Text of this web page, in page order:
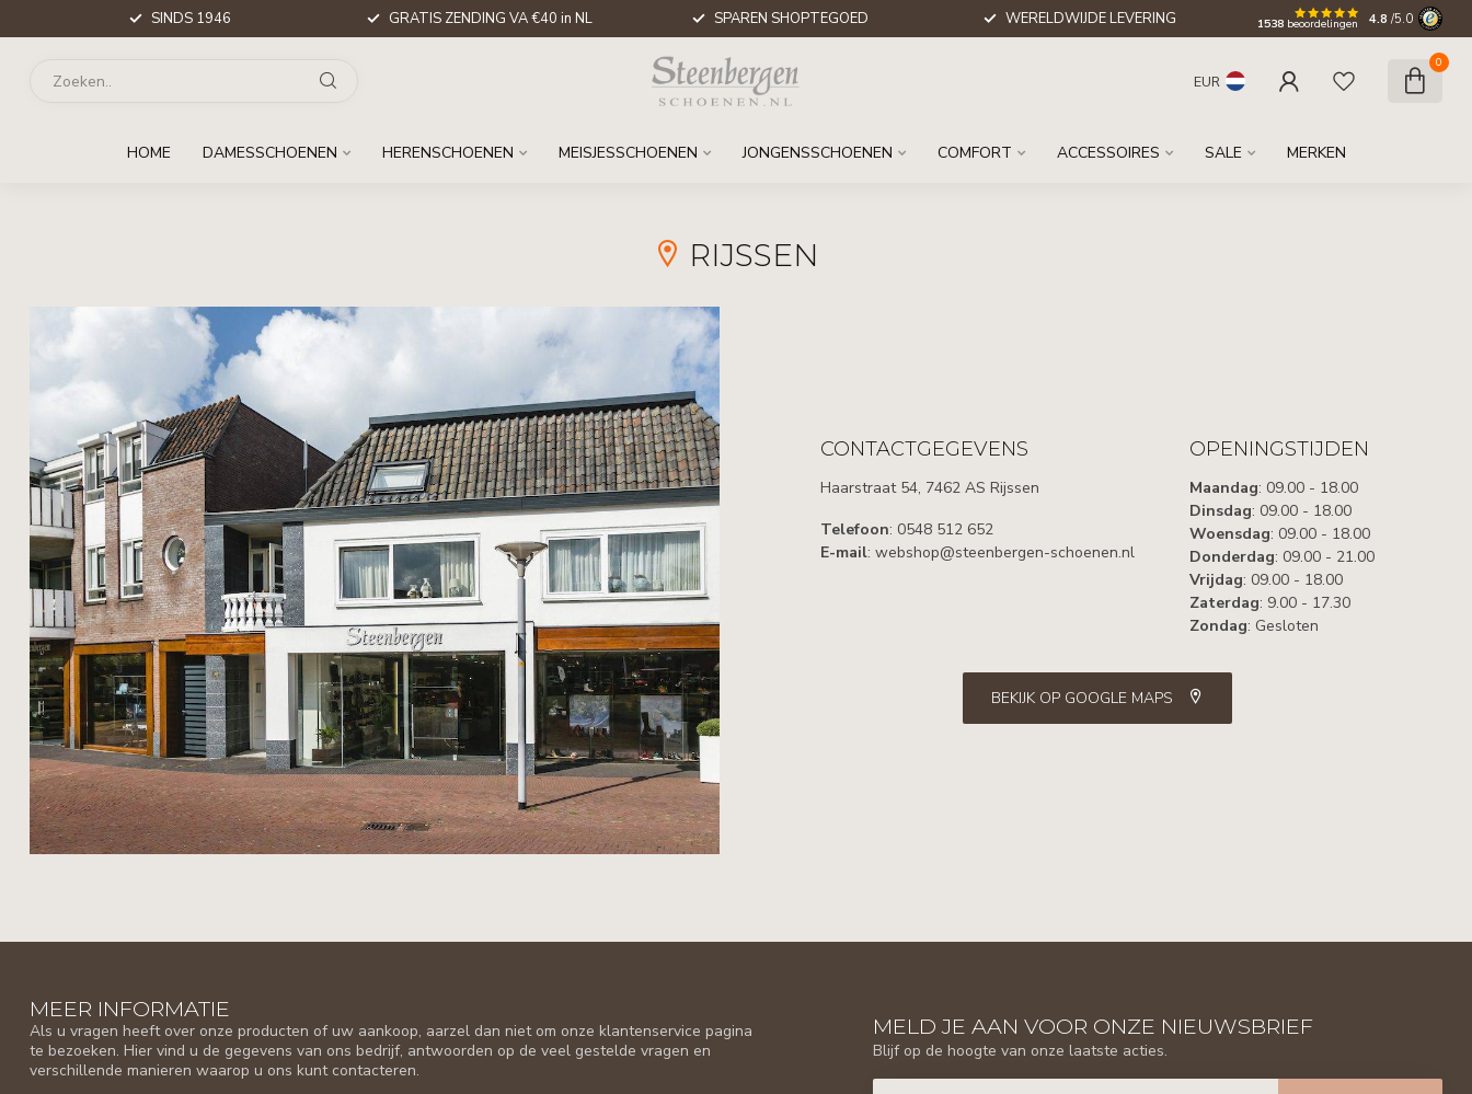
SINDS 1946 GRATIS ZENDING VA €40 in NL SPAREN SHOPTEGOED WERELDWIJDE LEVERING 1538 beoordelingen 4.8 /5.0
EUR
0
HOME DAMESSCHOENEN HERENSCHOENEN MEISJESSCHOENEN JONGENSSCHOENEN COMFORT ACCESSOIRES SALE MERKEN
RIJSSEN
CONTACTGEGEVENS
Haarstraat 54, 7462 AS Rijssen
Telefoon: 0548 512 652
E-mail: webshop@steenbergen-schoenen.nl
OPENINGSTIJDEN
Maandag: 09.00 - 18.00
Dinsdag: 09.00 - 18.00
Woensdag: 09.00 - 18.00
Donderdag: 09.00 - 21.00
Vrijdag: 09.00 - 18.00
Zaterdag: 9.00 - 17.30
Zondag: Gesloten
BEKIJK OP GOOGLE MAPS
MEER INFORMATIE
Als u vragen heeft over onze producten of uw aankoop, aarzel dan niet om onze klantenservice pagina
te bezoeken. Hier vind u de gegevens van ons bedrijf, antwoorden op de veel gestelde vragen en
verschillende manieren waarop u ons kunt contacteren.
MELD JE AAN VOOR ONZE NIEUWSBRIEF
Blijf op de hoogte van onze laatste acties.